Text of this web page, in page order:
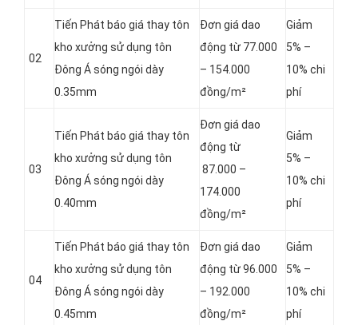
02
Tiến Phát báo giá thay tôn
kho xưởng sử dụng tôn
Đông Á sóng ngói dày
0.35mm
Đơn giá dao
động từ 77.000
– 154.000
đồng/m²
Giảm
5% –
10% chi
phí
03
Tiến Phát báo giá thay tôn
kho xưởng sử dụng tôn
Đông Á sóng ngói dày
0.40mm
Đơn giá dao
động từ
87.000 –
174.000
đồng/m²
Giảm
5% –
10% chi
phí
04
Tiến Phát báo giá thay tôn
kho xưởng sử dụng tôn
Đông Á sóng ngói dày
0.45mm
Đơn giá dao
động từ 96.000
– 192.000
đồng/m²
Giảm
5% –
10% chi
phí